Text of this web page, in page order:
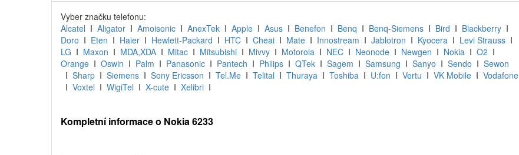
Vyber značku telefonu:
Alcatel I Aligator I Amoisonic I AnexTek I Apple I Asus I Benefon I Benq I Benq-Siemens I Bird I Blackberry I
Doro I Eten I Haier I Hewlett-Packard I HTC I Cheai I Mate I Innostream I Jablotron I Kyocera I Levi Strauss I
LG I Maxon I MDA,XDA I Mitac I Mitsubishi I Mivvy I Motorola I NEC I Neonode I Newgen I Nokia I O2 I
Orange I Oswin I Palm I Panasonic I Pantech I Philips I QTek I Sagem I Samsung I Sanyo I Sendo I Sewon
I Sharp I Siemens I Sony Ericsson I Tel.Me I Telital I Thuraya I Toshiba I U:fon I Vertu I VK Mobile I Vodafone
I Voxtel I WigiTel I X-cute I Xelibri I
Kompletní informace o Nokia 6233